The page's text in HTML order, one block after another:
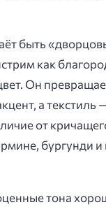
быть
как
Он
а текстиль
от
бургунди
тона